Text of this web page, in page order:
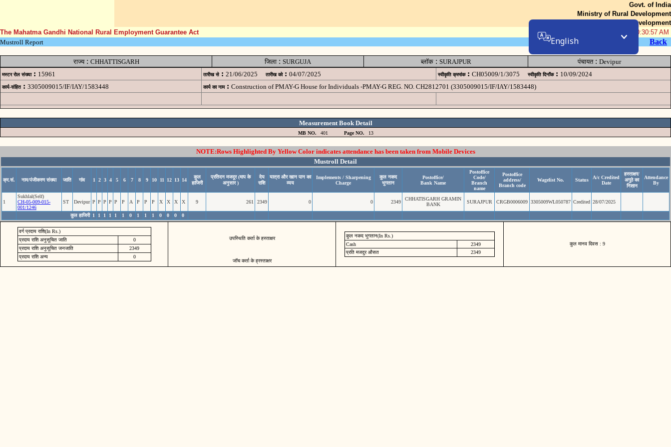
Govt. of India
Ministry of Rural Development
Department of Rural Development
The Mahatma Gandhi National Rural Employment Guarantee Act
08-Aug-2026 10:30:57 AM
Mustroll Report
Back
राज्य: CHHATTISGARH जिला : SURGUJA ब्लॉक: SURAJPUR पंचायत: Devipur
मस्टर रोल संख्या : 15961 तारीख से : 21/06/2025 तारीख को : 04/07/2025 स्वीकृति क्रमांक : CH05009/1/3075 स्वीकृति दिनॉंक : 10/09/2024
कार्य-संहित : 3305009015/IF/IAY/1583448 कार्य का नाम : Construction of PMAY-G House for Individuals -PMAY-G REG. NO. CH2812701 (3305009015/IF/IAY/1583448)
Measurement Book Detail
MB NO. 401 Page NO. 13
NOTE:Rows Highlighted By Yellow Color indicates attendance has been taken from Mobile Devices
Mustroll Detail
क्र.सं. नाम/पंजीकरण संख्या जाति गांव 1 2 3 4 5 6 7 8 9 10 11 12 13 14
कुल
हाजिरी
प्रतिदन मजदूर (माप के
अनुसार )
देय
राशि
यात्रा और खान पान का
व्यय
Implements / Sharpening
Charge
कुल नकद
भुगतान
Postoffice/
Bank Name
Postoffice
Code/
Branch
name
Postoffice
address/
Branch code
Wagelist No. Status
A/c Credited
Date
हस्ताक्षर/
अगुठे का
निशान
Attendance
By
1
Sukhlal(Self)
CH-05-009-015-
001/1246
ST Devipur P P P P P P A P P P X X X X 9 261 2349 0 0 2349
CHHATISGARH GRAMIN
BANK
SURAJPUR CRGB0006009 3305009WL050787 Credited 28/07/2025
कुल हाजिरी 1 1 1 1 1 1 0 1 1 1 0 0 0 0
वर्ग प्रदाय राशि(In Rs.)
प्रदाय राशि अनुसूचित जाति
0
प्रदाय राशि अनुसूचित जनजाति
2349
प्रदाय राशि अन्य
0
उपस्थिति कर्ता के हस्ताक्षर
जॉच कर्ता के ह्रस्ताक्षर
कुल नकद भुगतान(In Rs.)
Cash
2349
प्रति मजदुर औसत
2349
कुल मानव दिवस : 9
English